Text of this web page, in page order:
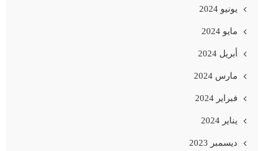
يونيو 2024
مايو 2024
أبريل 2024
مارس 2024
فبراير 2024
يناير 2024
ديسمبر 2023